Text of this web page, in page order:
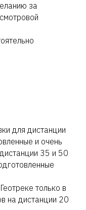
за
для дистанции
и очень
35 и 50
только в
на дистанции 20